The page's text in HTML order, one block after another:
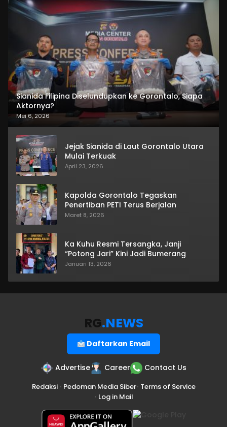
Sianida Filipina Diselundupkan ke Gorontalo, Siapa
Aktornya?
Mei 6, 2026
Jejak Sianida di Laut Gorontalo Utara
Mulai Terkuak
April 23, 2026
Kapolda Gorontalo Tegaskan
Penertiban PETI Terus Berjalan
Maret 8, 2026
Ka Kuhu Resmi Tersangka, Janji
“Potong Jari” Kini Jadi Bumerang
Januari 13, 2026
RG.NEWS
Daftarkan Email
Advertise Career Contact Us
Redaksi• Pedoman Media Siber• Terms of Service
• Log in Mail